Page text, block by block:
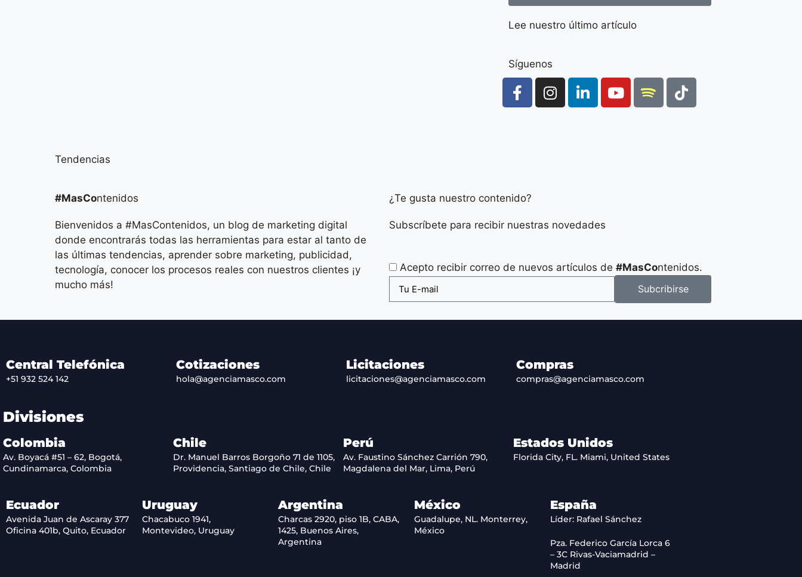
Lee nuestro último artículo
Síguenos
Tendencias
#MasContenidos
Bienvenidos a #MasContenidos, un blog de marketing digital
donde encontrarás todas las herramientas para estar al tanto de
las últimas tendencias, aprender sobre marketing, publicidad,
tecnología, conocer los procesos reales con nuestros clientes ¡y
mucho más!
¿Te gusta nuestro contenido?
Subscríbete para recibir nuestras novedades
Acepto recibir correo de nuevos artículos de #MasContenidos.
Subcribirse
Central Telefónica
+51 932 524 142
Cotizaciones
hola@agenciamasco.com
Licitaciones
licitaciones@agenciamasco.com
Compras
compras@agenciamasco.com
Divisiones
Colombia
Av. Boyacá #51 – 62, Bogotá,
Cundinamarca, Colombia
Chile
Dr. Manuel Barros Borgoño 71 de 1105,
Providencia, Santiago de Chile, Chile
Perú
Av. Faustino Sánchez Carrión 790,
Magdalena del Mar, Lima, Perú
Estados Unidos
Florida City, FL. Miami, United States
Ecuador
Avenida Juan de Ascaray 377
Oficina 401b, Quito, Ecuador
Uruguay
Chacabuco 1941,
Montevideo, Uruguay
Argentina
Charcas 2920, piso 1B, CABA,
1425, Buenos Aires,
Argentina
México
Guadalupe, NL. Monterrey,
México
España
Líder: Rafael Sánchez
Pza. Federico García Lorca 6
– 3C Rivas-Vaciamadrid –
Madrid